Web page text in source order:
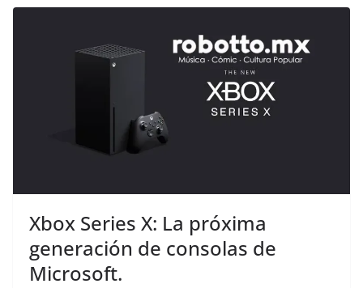
Xbox Series X: La próxima
generación de consolas de
Microsoft.